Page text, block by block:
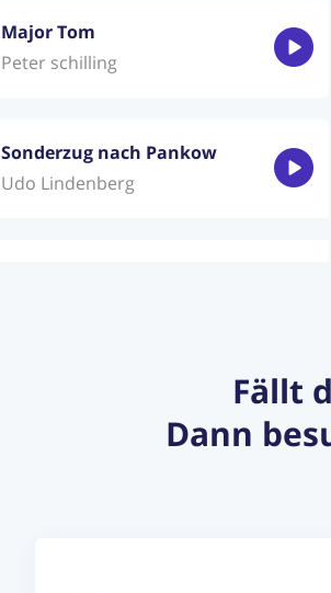
Major Tom
Peter schilling
Sonderzug nach Pankow
Udo Lindenberg
Fällt
Dann